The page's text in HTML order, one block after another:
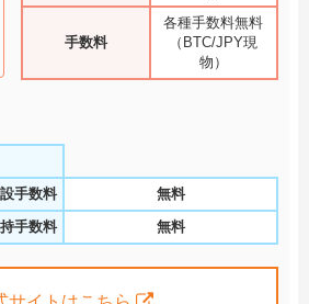
手数料
各種手数料無料
（BTC/JPY現
物）
手数料
無料
手数料
無料